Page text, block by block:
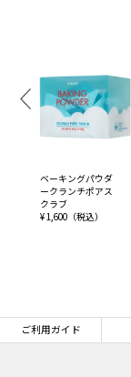
ベーキングパウダ
ークランチポアス
クラブ
¥ 1,600（税込）
ご利用ガイド